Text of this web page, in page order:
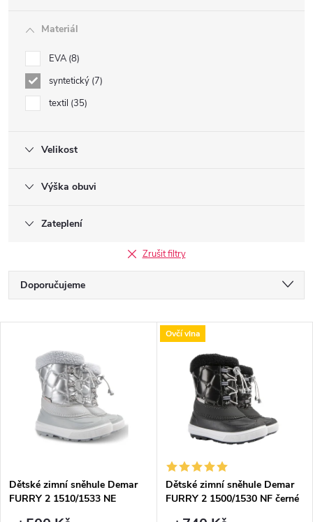
Materiál
EVA 8
syntetický 7
textil 35
Velikost
Výška obuvi
Zateplení
Zrušit filtry
Ř
a
p
Doporučujeme
Nejprodávanější
Abecedně
s
p
Dětské zimní sněhule Demar
FURRY 2 1510/1533 NE
Ovčí vlna
Dětské zimní sněhule Demar
FURRY 2 1500/1530 NF černé